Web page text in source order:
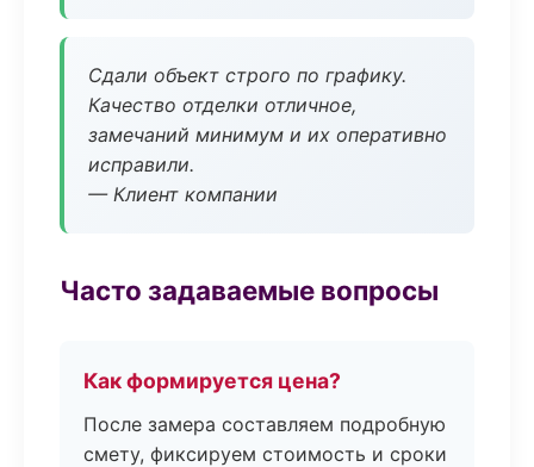
Сдали объект строго по графику.
Качество отделки отличное,
замечаний минимум и их оперативно
исправили.
— Клиент компании
Часто задаваемые вопросы
Как формируется цена?
После замера составляем подробную
смету, фиксируем стоимость и сроки